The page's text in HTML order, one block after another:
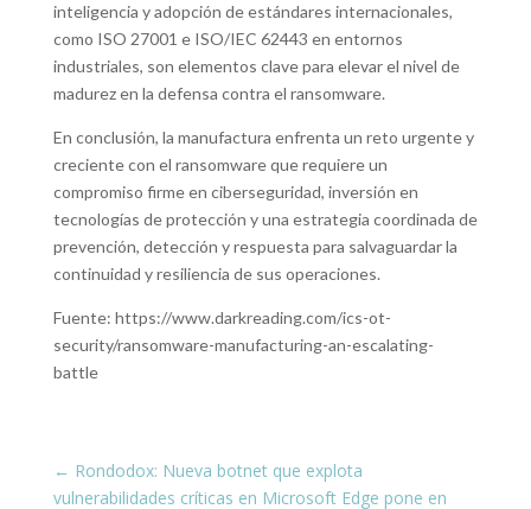
inteligencia y adopción de estándares internacionales,
como ISO 27001 e ISO/IEC 62443 en entornos
industriales, son elementos clave para elevar el nivel de
madurez en la defensa contra el ransomware.
En conclusión, la manufactura enfrenta un reto urgente y
creciente con el ransomware que requiere un
compromiso firme en ciberseguridad, inversión en
tecnologías de protección y una estrategia coordinada de
prevención, detección y respuesta para salvaguardar la
continuidad y resiliencia de sus operaciones.
Fuente: https://www.darkreading.com/ics-ot-
security/ransomware-manufacturing-an-escalating-
battle
← Rondodox: Nueva botnet que explota
vulnerabilidades críticas en Microsoft Edge pone en